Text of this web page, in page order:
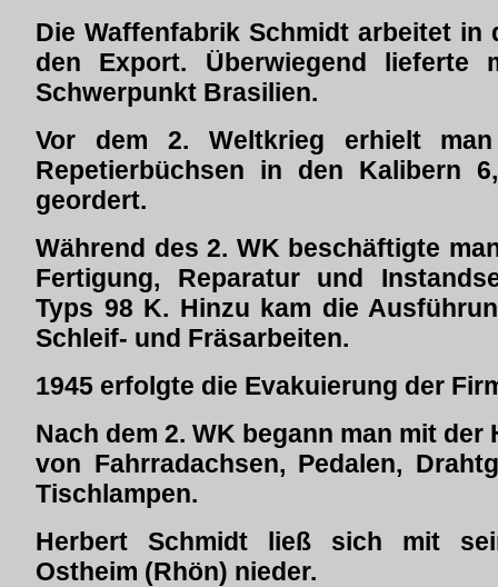
Die Waffenfabrik Schmidt arbeitet in
den Export. Überwiegend lieferte
Schwerpunkt Brasilien.
Vor dem 2. Weltkrieg erhielt
Repetierbüchsen in den Kalibern
geordert.
Während des 2. WK beschäftigte
Fertigung, Reparatur und
Typs 98 K. Hinzu kam die
Schleif- und Fräsarbeiten.
1945 erfolgte die Evakuierung der
Nach dem 2. WK begann man mit
von Fahrradachsen, Pedalen,
Tischlampen.
Herbert Schmidt ließ sich mit
Ostheim (Rhön) nieder.